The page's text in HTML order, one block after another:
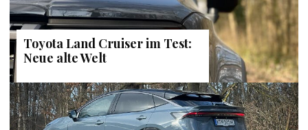
Toyota Land Cruiser im Test:
Neue alte Welt